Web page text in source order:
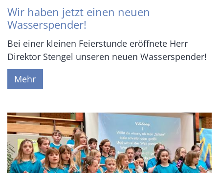
Wir haben jetzt einen neuen
Wasserspender!
Bei einer kleinen Feierstunde eröffnete Herr
Direktor Stengel unseren neuen Wasserspender!
Mehr